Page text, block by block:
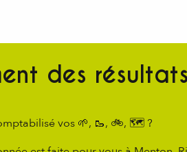
des
vos 🌱, 🥾, 🚲, 🗺 ?